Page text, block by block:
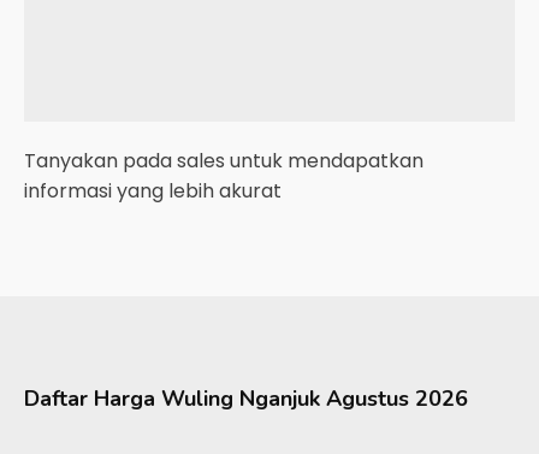
Tanyakan pada sales untuk mendapatkan
informasi yang lebih akurat
Daftar Harga Wuling Nganjuk Agustus 2026